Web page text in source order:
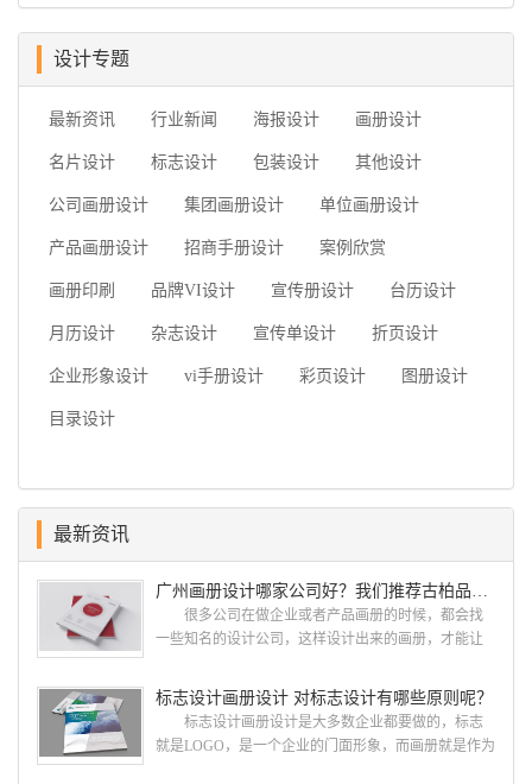
设计专题
最新资讯 行业新闻 海报设计 画册设计
名片设计 标志设计 包装设计 其他设计
公司画册设计 集团画册设计 单位画册设计
产品画册设计 招商手册设计 案例欣赏
画册印刷 品牌VI设计 宣传册设计 台历设计
月历设计 杂志设计 宣传单设计 折页设计
企业形象设计 vi手册设计 彩页设计 图册设计
目录设计
最新资讯
广州画册设计哪家公司好？我们推荐古柏品牌设计
很多公司在做企业或者产品画册的时候，都会找
一些知名的设计公司，这样设计出来的画册，才能让
就给大家说说广州画册设计找哪家公司。 广州画
册设计哪家公司好？本地人都会选择古柏品牌设
计 广州古柏品牌设计有限公司成立于2004年，是
标志设计画册设计 对标志设计有哪些原则呢？
标志设计画册设计是大多数企业都要做的，标志
就是LOGO，是一个企业的门面形象，而画册就是作为